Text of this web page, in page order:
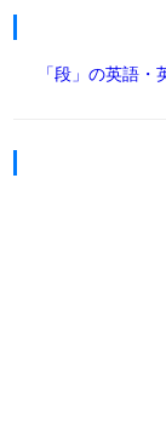
「段」の英語・